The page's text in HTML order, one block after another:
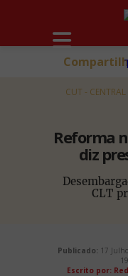
CUT -
Reforma
diz
CLT
Publicado: 17
Escrito por: